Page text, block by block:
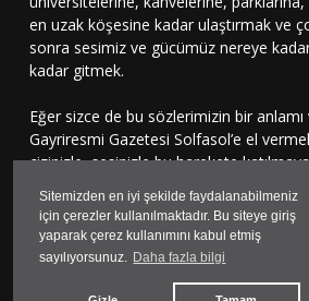
Sitemizden en iyi şekilde faydalanabilmeniz
için çerezler kullanılmaktadır. Bu siteye giriş
yaparak çerez kullanımını kabul etmiş
sayılıyorsunuz. Daha fazla bilgi
en uzak köşesine kadar ulaştırmak ve
sonra sesimiz ve gücümüz nereye
kadar gitmek.
Eğer sizce de bu sözlerimizin bir anlamı
Gayriresmi Gazetesi Solfasol’e el
çizinizle, sesinizle bu harekete
Solfasol.tv © 2024 Her hakkı Saklıdır |